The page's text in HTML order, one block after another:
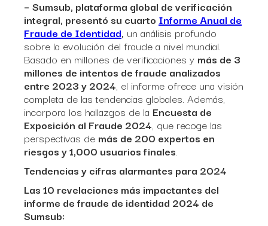
– Sumsub, plataforma global de verificación
integral, presentó su cuarto Informe Anual de
Fraude de Identidad, un análisis profundo
sobre la evolución del fraude a nivel mundial.
Basado en millones de verificaciones y más de 3
millones de intentos de fraude analizados
entre 2023 y 2024, el informe ofrece una visión
completa de las tendencias globales. Además,
incorpora los hallazgos de la Encuesta de
Exposición al Fraude 2024, que recoge las
perspectivas de más de 200 expertos en
riesgos y 1,000 usuarios finales.
Tendencias y cifras alarmantes para 2024
Las 10 revelaciones más impactantes del
informe de fraude de identidad 2024 de
Sumsub: